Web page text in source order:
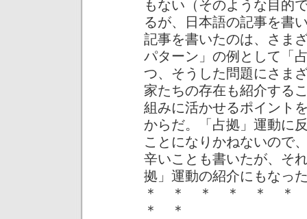
もない（そのような目的
るが、日本語の記事を書
記事を書いたのは、さま
パターン」の例として「
つ、そうした問題にさま
家たちの存在も紹介する
組みに活かせるポイント
からだ。「占拠」運動に
ことになりかねないので
辛いことも書いたが、そ
拠」運動の紹介にもなっ
＊ ＊ ＊ ＊ ＊
＊ ＊